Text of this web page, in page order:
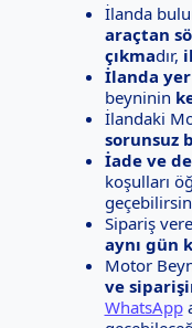
İlanda
araçtan
çıkmadır,
İlanda
beyninin
İlandaki
sorunsuz
İade ve
koşulları
Sipariş
aynı gün
Motor
ve
WhatsApp